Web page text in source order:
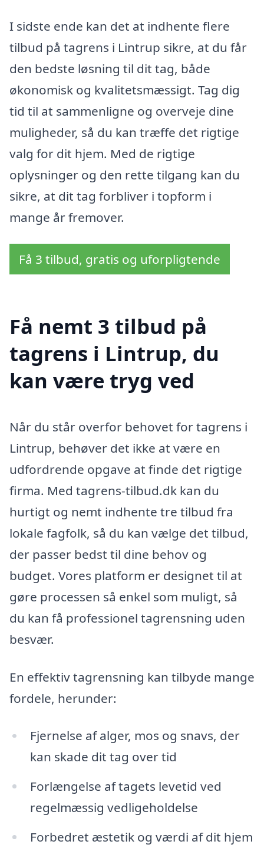
I sidste ende kan det at indhente flere
tilbud på tagrens i Lintrup sikre, at du får
den bedste løsning til dit tag, både
økonomisk og kvalitetsmæssigt. Tag dig
tid til at sammenligne og overveje dine
muligheder, så du kan træffe det rigtige
valg for dit hjem. Med de rigtige
oplysninger og den rette tilgang kan du
sikre, at dit tag forbliver i topform i
mange år fremover.
Få 3 tilbud, gratis og uforpligtende
Få nemt 3 tilbud på
tagrens i Lintrup, du
kan være tryg ved
Når du står overfor behovet for tagrens i
Lintrup, behøver det ikke at være en
udfordrende opgave at finde det rigtige
firma. Med tagrens-tilbud.dk kan du
hurtigt og nemt indhente tre tilbud fra
lokale fagfolk, så du kan vælge det tilbud,
der passer bedst til dine behov og
budget. Vores platform er designet til at
gøre processen så enkel som muligt, så
du kan få professionel tagrensning uden
besvær.
En effektiv tagrensning kan tilbyde mange
fordele, herunder:
Fjernelse af alger, mos og snavs, der
kan skade dit tag over tid
Forlængelse af tagets levetid ved
regelmæssig vedligeholdelse
Forbedret æstetik og værdi af dit hjem